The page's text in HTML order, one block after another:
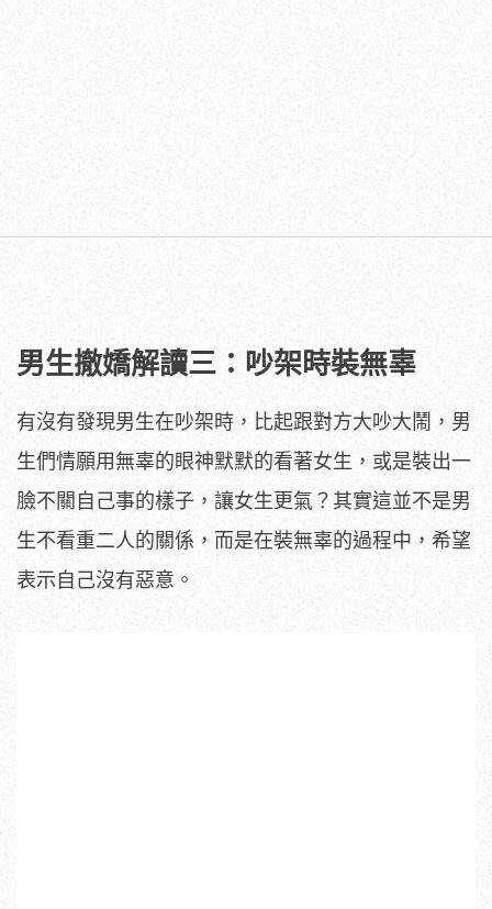
男生撤嬌解讀三：吵架時裝無辜
有沒有發現男生在吵架時，比起跟對方大吵大鬧，男
生們情願用無辜的眼神默默的看著女生，或是裝出一
臉不關自己事的樣子，讓女生更氣？其實這並不是男
生不看重二人的關係，而是在裝無辜的過程中，希望
表示自己沒有惡意。